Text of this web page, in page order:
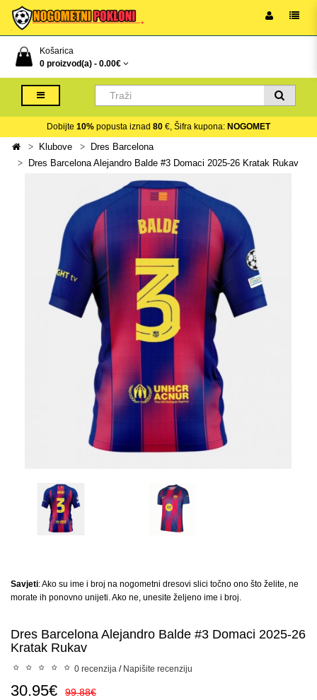
Košarica
0 proizvod(a) - 0.00€
Dobijte 10% popusta iznad 80 €, Šifra kupona: NOGOMET
Klubove
Dres Barcelona
Dres Barcelona Alejandro Balde #3 Domaci 2025-26 Kratak Rukav
Savjeti: Ako su ime i broj na nogometni dresovi slici točno ono što želite, ne
morate ih ponovno unijeti. Ako ne, unesite željeno ime i broj.
Dres Barcelona Alejandro Balde #3 Domaci 2025-26
Kratak Rukav
0 recenzija / Napišite recenziju
30.95€ 99.88€